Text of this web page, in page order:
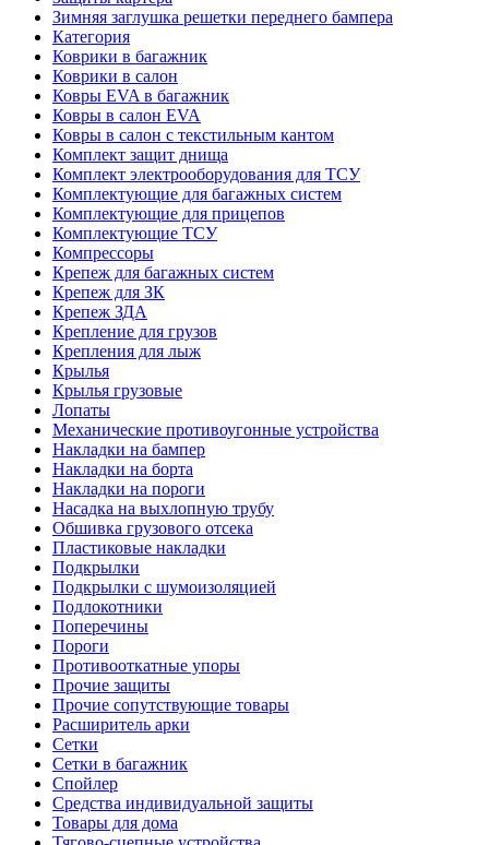
Зимняя заглушка решетки переднего бампера
Категория
Коврики в багажник
Коврики в салон
Ковры EVA в багажник
Ковры в салон EVA
Ковры в салон с текстильным кантом
Комплект защит днища
Комплект электрооборудования для ТСУ
Комплектующие для багажных систем
Комплектующие для прицепов
Комплектующие ТСУ
Компрессоры
Крепеж для багажных систем
Крепеж для ЗК
Крепеж ЗДА
Крепление для грузов
Крепления для лыж
Крылья
Крылья грузовые
Лопаты
Механические противоугонные устройства
Накладки на бампер
Накладки на борта
Накладки на пороги
Насадка на выхлопную трубу
Обшивка грузового отсека
Пластиковые накладки
Подкрылки
Подкрылки с шумоизоляцией
Подлокотники
Поперечины
Пороги
Противооткатные упоры
Прочие защиты
Прочие сопутствующие товары
Расширитель арки
Сетки
Сетки в багажник
Спойлер
Средства индивидуальной защиты
Товары для дома